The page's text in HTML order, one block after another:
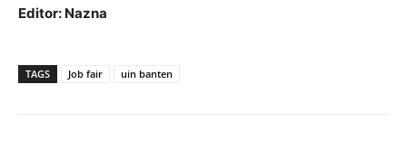
Editor: Nazna
TAGS Job fair uin banten